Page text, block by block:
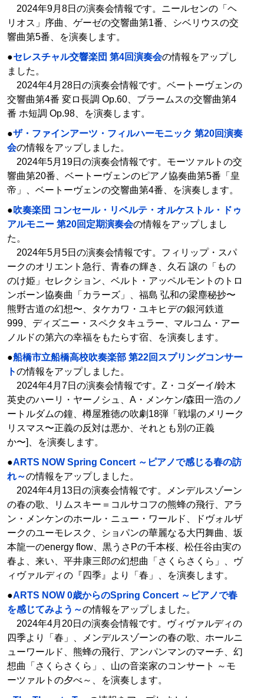
2024年9月8日の演奏会情報です。ニールセンの「ヘ
リオス」序曲、ゲーゼの交響曲第1番、シベリウスの交
響曲第5番、を演奏します。
●セレスチャル交響楽団 第4回演奏会の情報をアップし
ました。
2024年4月28日の演奏会情報です。ベートーヴェンの
交響曲第4番 変ロ長調 Op.60、ブラームスの交響曲第4
番 ホ短調 Op.98、を演奏します。
●ザ・ファインアーツ・フィルハーモニック 第20回演奏
会の情報をアップしました。
2024年5月19日の演奏会情報です。モーツァルトの交
響曲第20番、ベートーヴェンのピアノ協奏曲第5番「皇
帝」、ベートーヴェンの交響曲第4番、を演奏します。
●吹奏楽団 コンセール・リベルテ・オルケストル・ドゥ
アルモニー 第20回定期演奏会の情報をアップしまし
た。
2024年5月5日の演奏会情報です。フィリップ・スパ
ークのオリエント急行、青春の輝き、久石 譲の「もの
のけ姫」セレクション、ベルト・アッペルモントのトロ
ンボーン協奏曲「カラーズ」、福島 弘和の梁塵秘抄〜
熊野古道の幻想〜、タケカワ・ユキヒデの銀河鉄道
999、ディズニー・スペクタキュラー、マルコム・アー
ノルドの第六の幸福をもたらす宿、を演奏します。
●船橋市立船橋高校吹奏楽部 第22回スプリングコンサー
トの情報をアップしました。
2024年4月7日の演奏会情報です。Z・コダーイ/鈴木
英史のハーリ・ヤーノシュ、A・メンケン/森田一浩のノ
ートルダムの鐘、樽屋雅徳の吹劇18弾「戦場のメリーク
リスマス〜正義の反対は悪か、それとも別の正義
か〜]、を演奏します。
●ARTS NOW Spring Concert ～ピアノで感じる春の訪
れ～の情報をアップしました。
2024年4月13日の演奏会情報です。メンデルスゾーン
の春の歌、リムスキー＝コルサコフの熊蜂の飛行、アラ
ン・メンケンのホール・ニュー・ワールド、ドヴォルザ
ークのユーモレスク、ショパンの華麗なる大円舞曲、坂
本龍一のenergy flow、黒うさPの千本桜、松任谷由実の
春よ、来い、平井康三郎の幻想曲「さくらさくら」、ヴ
ィヴァルディの『四季』より「春」、を演奏します。
●ARTS NOW 0歳からのSpring Concert ～ピアノで春
を感じてみよう～の情報をアップしました。
2024年4月20日の演奏会情報です。ヴィヴァルディの
四季より「春」、メンデルスゾーンの春の歌、ホールニ
ューワールド、熊蜂の飛行、アンパンマンのマーチ、幻
想曲「さくらさくら」、山の音楽家のコンサート ～モ
ーツァルトの夕べ～、を演奏します。